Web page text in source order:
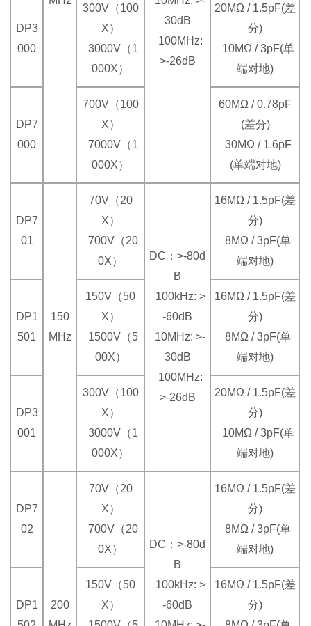
30dB
100MHz:
>-26dB
DP3
000
300V（100
X）
3000V（1
000X）
20MΩ / 1.5pF(差
分)
10MΩ / 3pF(单
端对地)
DP7
000
700V（100
X）
7000V（1
000X）
60MΩ / 0.78pF
(差分)
30MΩ / 1.6pF
(单端对地)
DP7
01
150
MHz
70V（20
X）
700V（20
0X）
DC：>-80d
B
100kHz: >
-60dB
10MHz: >-
30dB
100MHz:
>-26dB
16MΩ / 1.5pF(差
分)
8MΩ / 3pF(单
端对地)
DP1
501
150V（50
X）
1500V（5
00X）
16MΩ / 1.5pF(差
分)
8MΩ / 3pF(单
端对地)
DP3
001
300V（100
X）
3000V（1
000X）
20MΩ / 1.5pF(差
分)
10MΩ / 3pF(单
端对地)
DP7
02
200
70V（20
X）
700V（20
0X）
DC：>-80d
B
100kHz: >
-60dB
16MΩ / 1.5pF(差
分)
8MΩ / 3pF(单
端对地)
DP1
150V（50
X）
16MΩ / 1.5pF(差
分)